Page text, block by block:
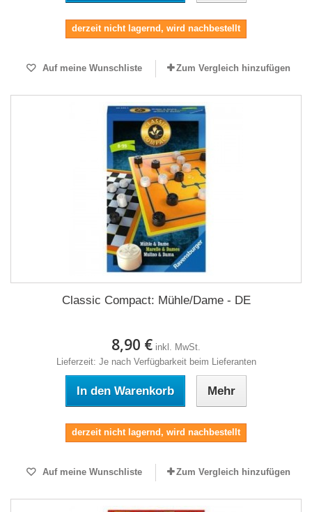
derzeit nicht lagernd, wird nachbestellt
Auf meine Wunschliste Zum Vergleich hinzufügen
Classic Compact: Mühle/Dame - DE
8,90 € inkl. MwSt.
Lieferzeit: Je nach Verfügbarkeit beim Lieferanten
In den Warenkorb Mehr
derzeit nicht lagernd, wird nachbestellt
Auf meine Wunschliste Zum Vergleich hinzufügen